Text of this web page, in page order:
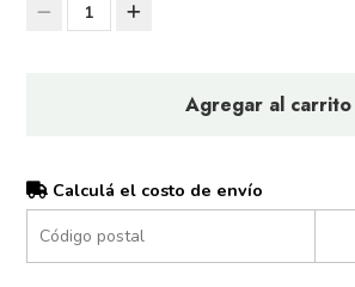
1
Agregar al carrito
Calculá el costo de envío